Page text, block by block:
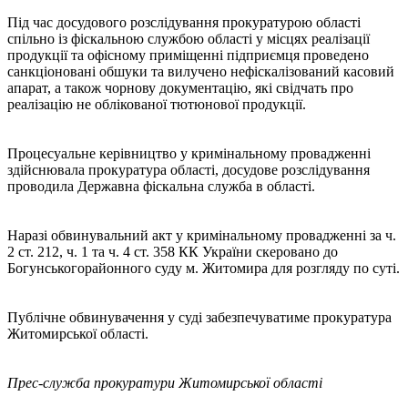
Під час досудового розслідування прокуратурою області
спільно із фіскальною службою області у місцях реалізації
продукції та офісному приміщенні підприємця проведено
санкціоновані обшуки та вилучено нефіскалізований касовий
апарат, а також чорнову документацію, які свідчать про
реалізацію не облікованої тютюнової продукції.
Процесуальне керівництво у кримінальному провадженні
здійснювала прокуратура області, досудове розслідування
проводила Державна фіскальна служба в області.
Наразі обвинувальний акт у кримінальному провадженні за ч.
2 ст. 212, ч. 1 та ч. 4 ст. 358 КК України скеровано до
Богунськогорайонного суду м. Житомира для розгляду по суті.
Публічне обвинувачення у суді забезпечуватиме прокуратура
Житомирської області.
Прес-служба прокуратури Житомирської області